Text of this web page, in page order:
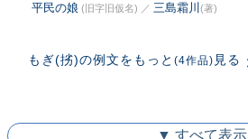
平民の娘 (旧字旧仮名) ／ 三島霜川 (著)
もぎ(挘)の例文をもっと (4作品) 見る
▼ すべて表示